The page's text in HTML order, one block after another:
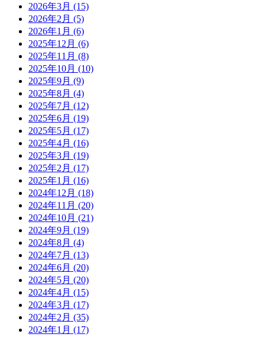
2026年3月 (15)
2026年2月 (5)
2026年1月 (6)
2025年12月 (6)
2025年11月 (8)
2025年10月 (10)
2025年9月 (9)
2025年8月 (4)
2025年7月 (12)
2025年6月 (19)
2025年5月 (17)
2025年4月 (16)
2025年3月 (19)
2025年2月 (17)
2025年1月 (16)
2024年12月 (18)
2024年11月 (20)
2024年10月 (21)
2024年9月 (19)
2024年8月 (4)
2024年7月 (13)
2024年6月 (20)
2024年5月 (20)
2024年4月 (15)
2024年3月 (17)
2024年2月 (35)
2024年1月 (17)